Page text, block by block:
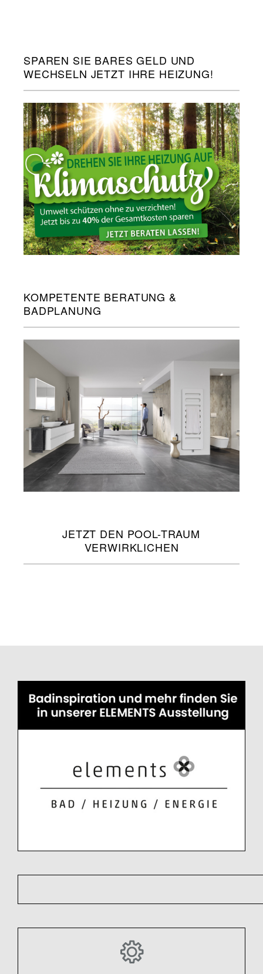
SPAREN SIE BARES GELD UND
WECHSELN JETZT IHRE HEIZUNG!
KOMPETENTE BERATUNG &
BADPLANUNG
JETZT DEN POOL-TRAUM
VERWIRKLICHEN